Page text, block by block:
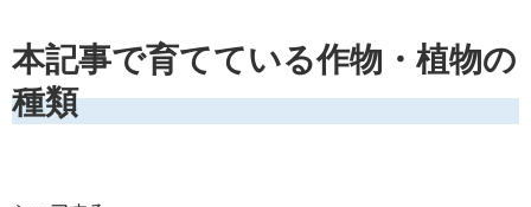
本記事で育てている作物・植物の
種類